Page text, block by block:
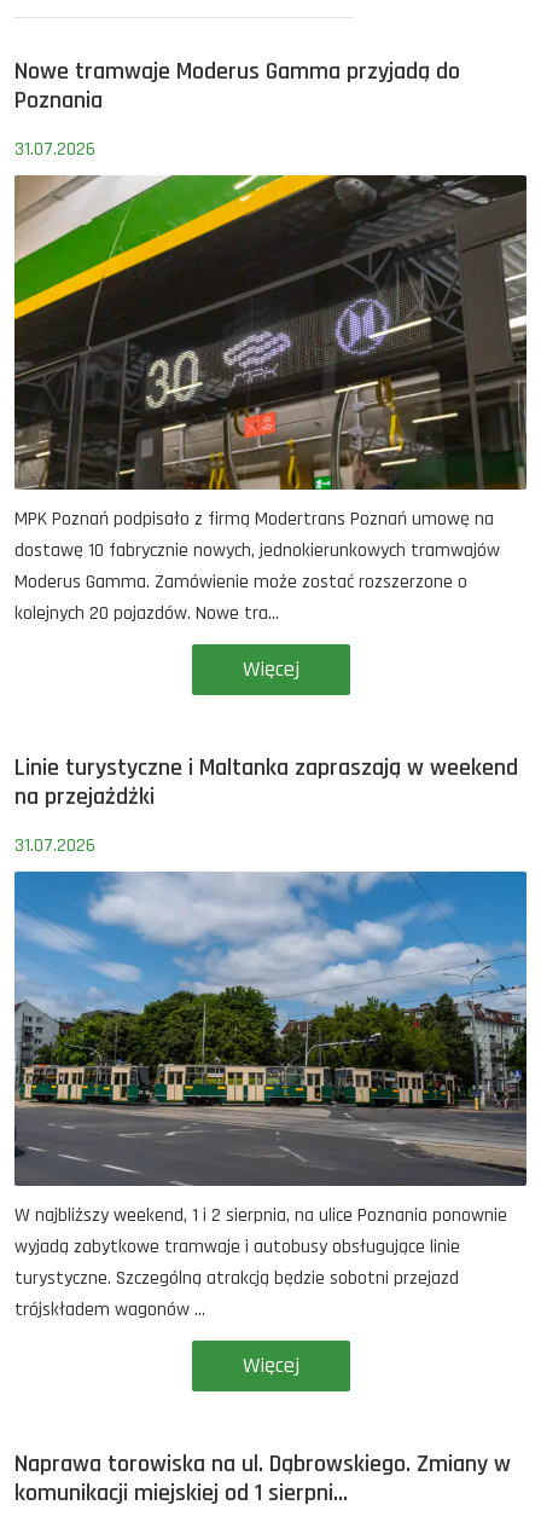
Nowe tramwaje Moderus Gamma przyjadą do
Poznania
31.07.2026
MPK Poznań podpisało z firmą Modertrans Poznań umowę na
dostawę 10 fabrycznie nowych, jednokierunkowych tramwajów
Moderus Gamma. Zamówienie może zostać rozszerzone o
kolejnych 20 pojazdów. Nowe tra...
Więcej
Linie turystyczne i Maltanka zapraszają w weekend
na przejażdżki
31.07.2026
W najbliższy weekend, 1 i 2 sierpnia, na ulice Poznania ponownie
wyjadą zabytkowe tramwaje i autobusy obsługujące linie
turystyczne. Szczególną atrakcją będzie sobotni przejazd
trójskładem wagonów ...
Więcej
Naprawa torowiska na ul. Dąbrowskiego. Zmiany w
komunikacji miejskiej od 1 sierpni...